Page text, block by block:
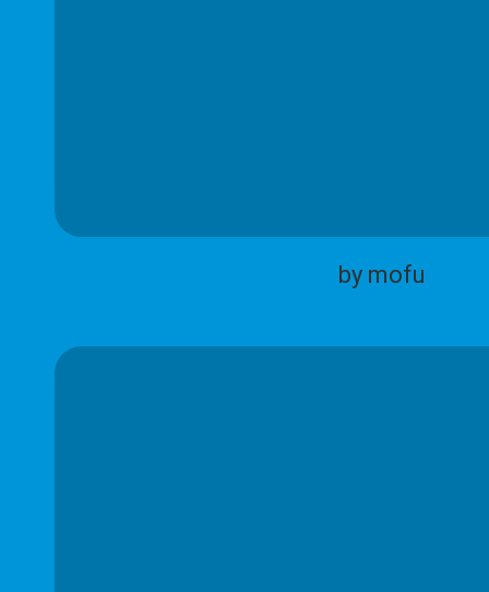
by mofu